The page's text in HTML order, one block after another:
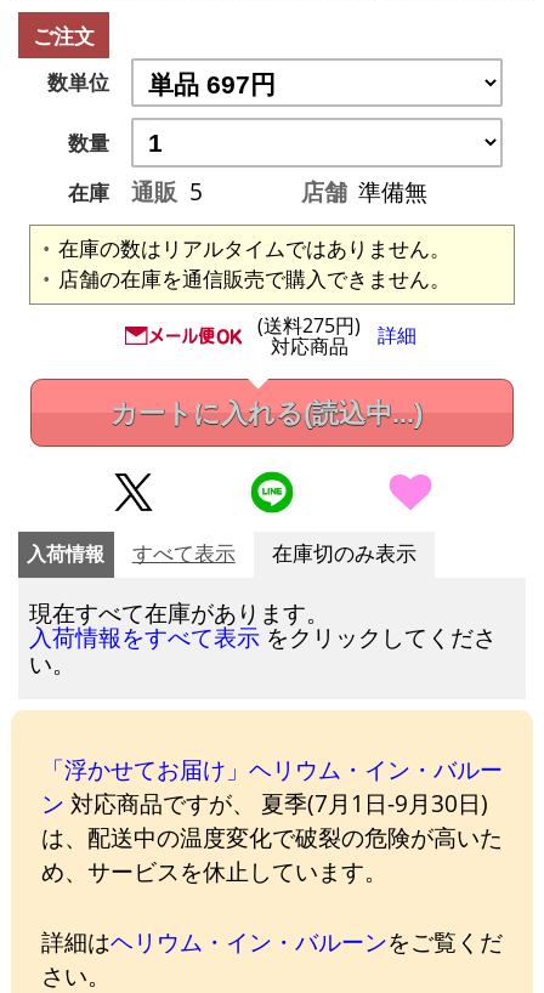
ご注文
数単位
数量
在庫
通販 5 店舗 準備無
在庫の数はリアルタイムではありません。
店舗の在庫を通信販売で購入できません。
(送料275円)
対応商品 詳細
カートに入れる(読込中...)
入荷情報 すべて表示 在庫切のみ表示
現在すべて在庫があります。
入荷情報をすべて表示 をクリックしてくださ
い。
「浮かせてお届け」ヘリウム・イン・バルー
ン 対応商品ですが、 夏季(7月1日-9月30日)
は、配送中の温度変化で破裂の危険が高いた
め、サービスを休止しています。
詳細はヘリウム・イン・バルーンをご覧くだ
さい。